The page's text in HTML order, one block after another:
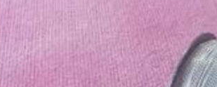
Sistema Armonizado (HS)
HS 830890: Cierres, monturas
cierre sin cerradura, hebillas,
hebillas cierre y artículos simil., de